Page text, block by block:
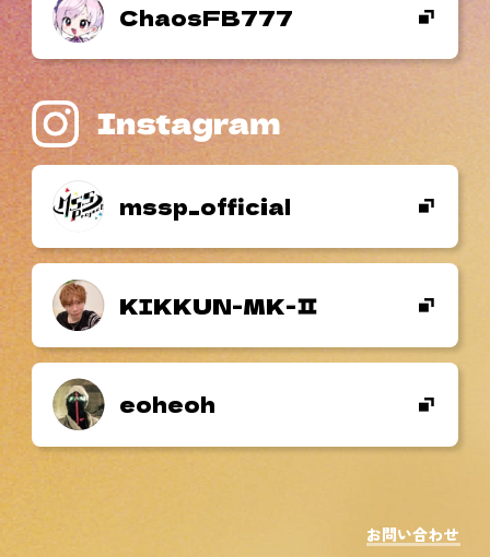
ChaosFB777
mssp_official
KIKKUN-MK-
eoheoh
お問い合わせ